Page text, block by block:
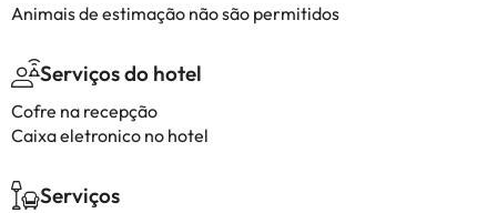
Animais de estimação não são permitidos
Serviços do hotel
Cofre na recepção
Caixa eletronico no hotel
Serviços